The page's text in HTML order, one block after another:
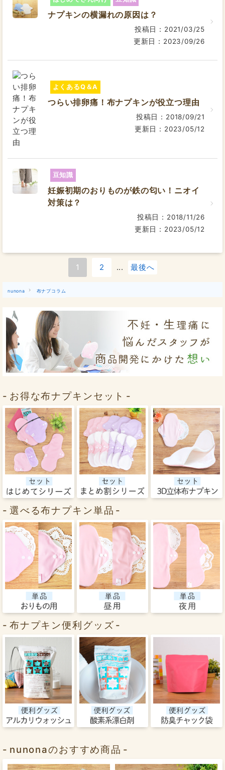
ナプキンの横漏れの原因は？
投稿日：2021/03/25
更新日：2023/09/26
つらい排卵痛！布ナプキンが役立つ理由
よくあるQ＆A
投稿日：2018/09/21
更新日：2023/05/12
妊娠初期のおりものが鉄の匂い！ニオイ
対策は？
豆知識
投稿日：2018/11/26
更新日：2023/05/12
1 2 ... 最後へ
nunona 布ナプコラム
お得な布ナプキンセット
選べる布ナプキン単品
布ナプキン便利グッズ
nunonaのおすすめ商品